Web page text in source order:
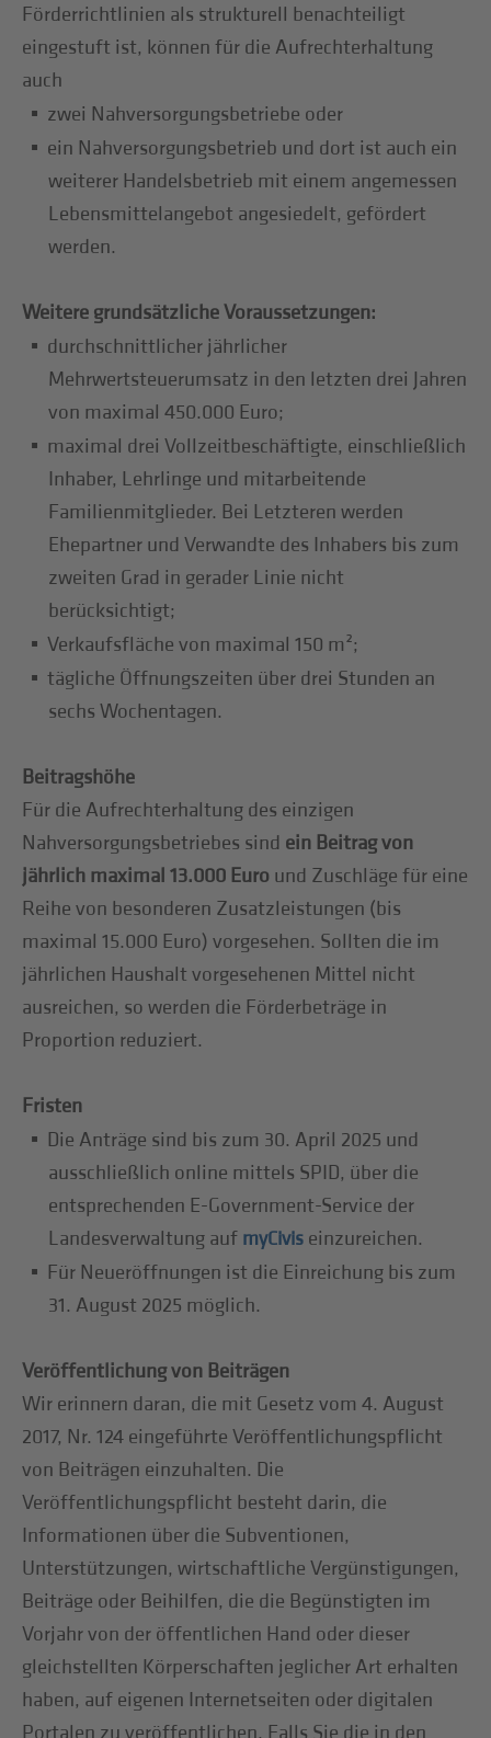
Förderrichtlinien als strukturell benachteiligt
eingestuft ist, können für die Aufrechterhaltung
auch
zwei Nahversorgungsbetriebe oder
ein Nahversorgungsbetrieb und dort ist auch ein
weiterer Handelsbetrieb mit einem angemessen
Lebensmittelangebot angesiedelt, gefördert
werden.
Weitere grundsätzliche Voraussetzungen:
durchschnittlicher jährlicher
Mehrwertsteuerumsatz in den letzten drei Jahren
von maximal 450.000 Euro;
maximal drei Vollzeitbeschäftigte, einschließlich
Inhaber, Lehrlinge und mitarbeitende
Familienmitglieder. Bei Letzteren werden
Ehepartner und Verwandte des Inhabers bis zum
zweiten Grad in gerader Linie nicht
berücksichtigt;
Verkaufsfläche von maximal 150 m²;
tägliche Öffnungszeiten über drei Stunden an
sechs Wochentagen.
Beitragshöhe
Für die Aufrechterhaltung des einzigen
Nahversorgungsbetriebes sind ein Beitrag von
jährlich maximal 13.000 Euro und Zuschläge für eine
Reihe von besonderen Zusatzleistungen (bis
maximal 15.000 Euro) vorgesehen. Sollten die im
jährlichen Haushalt vorgesehenen Mittel nicht
ausreichen, so werden die Förderbeträge in
Proportion reduziert.
Fristen
Die Anträge sind bis zum 30. April 2025 und
ausschließlich online mittels SPID, über die
entsprechenden E-Government-Service der
Landesverwaltung auf myCivis einzureichen.
Für Neueröffnungen ist die Einreichung bis zum
31. August 2025 möglich.
Veröffentlichung von Beiträgen
Wir erinnern daran, die mit Gesetz vom 4. August
2017, Nr. 124 eingeführte Veröffentlichungspflicht
von Beiträgen einzuhalten. Die
Veröffentlichungspflicht besteht darin, die
Informationen über die Subventionen,
Unterstützungen, wirtschaftliche Vergünstigungen,
Beiträge oder Beihilfen, die die Begünstigten im
Vorjahr von der öffentlichen Hand oder dieser
gleichstellten Körperschaften jeglicher Art erhalten
haben, auf eigenen Internetseiten oder digitalen
Portalen zu veröffentlichen. Falls Sie die in den